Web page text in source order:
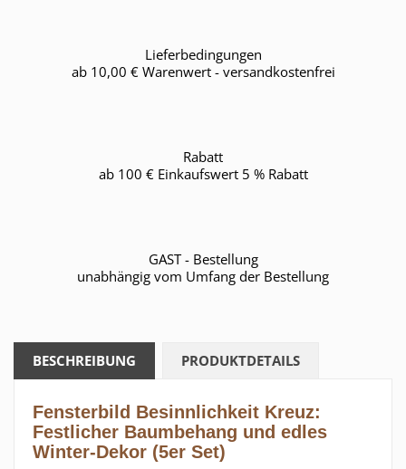
Lieferbedingungen
ab 10,00 € Warenwert - versandkostenfrei
Rabatt
ab 100 € Einkaufswert 5 % Rabatt
GAST - Bestellung
unabhängig vom Umfang der Bestellung
BESCHREIBUNG PRODUKTDETAILS
Fensterbild Besinnlichkeit Kreuz:
Festlicher Baumbehang und edles
Winter-Dekor (5er Set)